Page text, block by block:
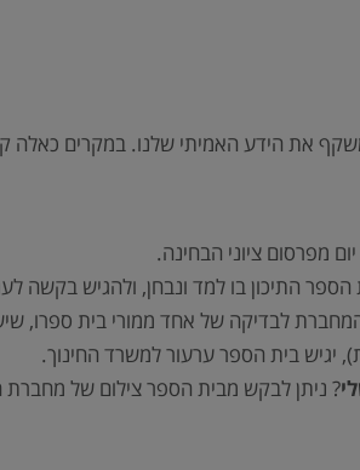
את הידע האמיתי שלנו. במקרים כאלה
התיכון בו למד ונבחן, ולהגיש בקשה
לבדיקה של אחד ממורי בית ספרו,
יגיש בית הספר ערעור למשרד החינוך.
? ניתן לבקש מבית הספר צילום של מחברת